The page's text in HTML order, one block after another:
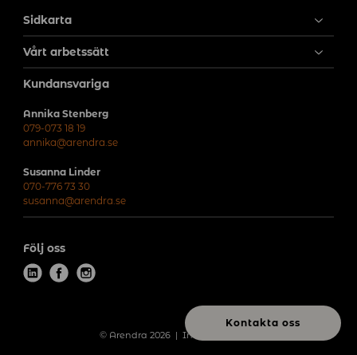
Sidkarta
Vårt arbetssätt
Kundansvariga
Annika Stenberg
079-073 18 19
annika@arendra.se
Susanna Linder
070-776 73 30
susanna@arendra.se
Följ oss
l
f
i
© Arendra 2026 Integritetspolicy
Kontakta oss